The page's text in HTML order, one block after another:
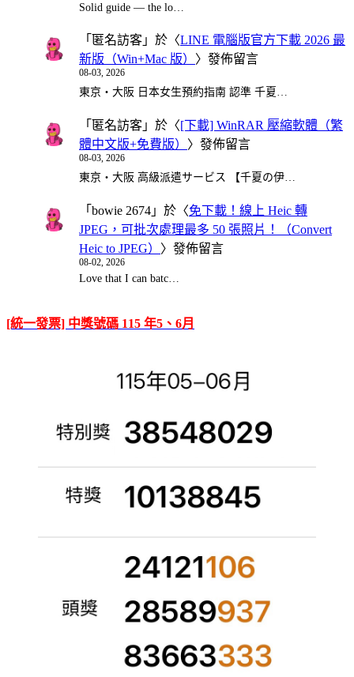
Solid guide — the lo…
「 匿名訪客 」於〈LINE 電腦版官方下載 2026 最
新版（Win+Mac 版） 〉發佈留言
08-03, 2026
東京・大阪 日本女生預約指南 認準 千夏…
「 匿名訪客 」於〈[下載] WinRAR 壓縮軟體（繁
體中文版+免費版） 〉發佈留言
08-03, 2026
東京・大阪 高級派遣サービス 【千夏の伊…
「 bowie 2674 」於〈免下載！線上 Heic 轉
JPEG，可批次處理最多 50 張照片！（Convert
Heic to JPEG） 〉發佈留言
08-02, 2026
Love that I can batc…
[統一發票] 中獎號碼 115 年5、6月